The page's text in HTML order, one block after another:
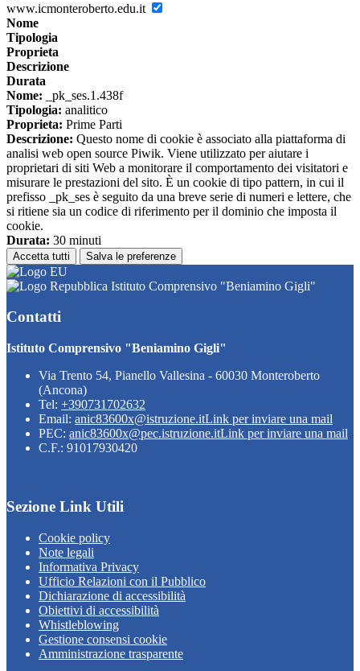
www.icmonteroberto.edu.it
Nome
Tipologia
Proprieta
Descrizione
Durata
Nome: _pk_ses.1.438f
Tipologia: analitico
Proprieta: Prime Parti
Descrizione: Questo nome di cookie è associato alla piattaforma di
analisi web open source Piwik. Viene utilizzato per aiutare i
proprietari di siti Web a monitorare il comportamento dei visitatori e
misurare le prestazioni del sito. È un cookie di tipo pattern, in cui il
prefisso _pk_ses è seguito da una breve serie di numeri e lettere, che
si ritiene sia un codice di riferimento per il dominio che imposta il
cookie.
Durata: 30 minuti
Accetta tutti Salva le preferenze
Istituto Comprensivo "Beniamino Gigli"
Contatti
Istituto Comprensivo "Beniamino Gigli"
Via Trento 54, Pianello Vallesina - 60030 Monteroberto
(Ancona)
Tel: +390731702632
Email: anic83600x@istruzione.itLink per inviare una mail
PEC: anic83600x@pec.istruzione.itLink per inviare una mail
C.F.: 91017930420
Sezione Link Utili
Cookie policy
Note legali
Informativa Privacy
Ufficio Relazioni con il Pubblico
Dichiarazione di accessibilità
Obiettivi di accessibilità
Whistleblowing
Gestione consensi cookie
Amministrazione trasparente